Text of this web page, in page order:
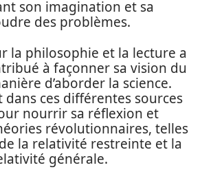
son imagination et sa
des problèmes.
la philosophie et la lecture a
à façonner sa vision du
d’aborder la science.
dans ces différentes sources
nourrir sa réflexion et
révolutionnaires, telles
la relativité restreinte et la
générale.